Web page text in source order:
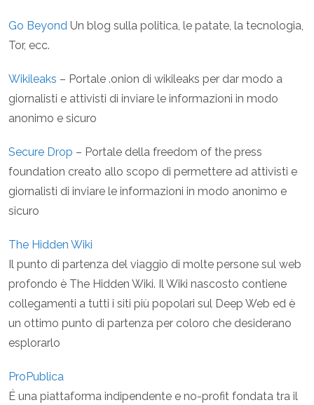
Go Beyond Un blog sulla politica, le patate, la tecnologia,
Tor, ecc.
Wikileaks – Portale .onion di wikileaks per dar modo a
giornalisti e attivisti di inviare le informazioni in modo
anonimo e sicuro
Secure Drop – Portale della freedom of the press
foundation creato allo scopo di permettere ad attivisti e
giornalisti di inviare le informazioni in modo anonimo e
sicuro
The Hidden Wiki
Il punto di partenza del viaggio di molte persone sul web
profondo è The Hidden Wiki. Il Wiki nascosto contiene
collegamenti a tutti i siti più popolari sul Deep Web ed è
un ottimo punto di partenza per coloro che desiderano
esplorarlo
ProPublica
É una piattaforma indipendente e no-profit fondata tra il